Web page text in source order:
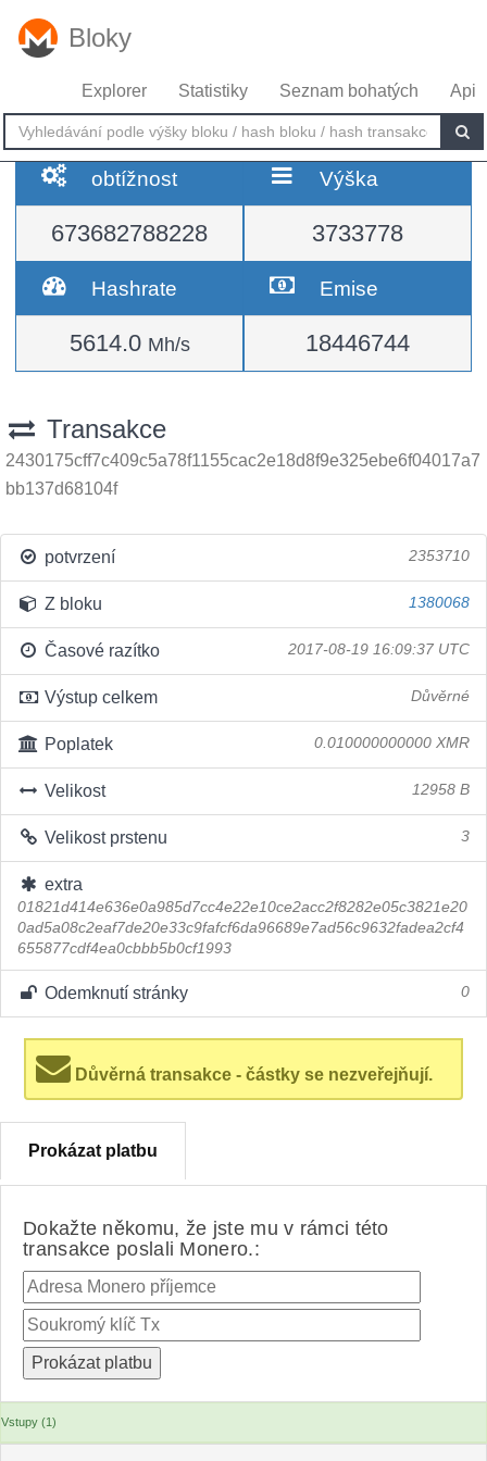
Bloky
Explorer Statistiky Seznam bohatých Api
obtížnost
673682788228
Výška
3733778
Hashrate
5614.0 Mh/s
Emise
18446744
Transakce
2430175cff7c409c5a78f1155cac2e18d8f9e325ebe6f04017a7
bb137d68104f
potvrzení 2353710
Z bloku 1380068
Časové razítko 2017-08-19 16:09:37 UTC
Výstup celkem Důvěrné
Poplatek 0.010000000000 XMR
Velikost 12958 B
Velikost prstenu 3
extra
01821d414e636e0a985d7cc4e22e10ce2acc2f8282e05c3821e20
0ad5a08c2eaf7de20e33c9fafcf6da96689e7ad56c9632fadea2cf4
655877cdf4ea0cbbb5b0cf1993
Odemknutí stránky 0
Důvěrná transakce - částky se nezveřejňují.
Prokázat platbu
Dokažte někomu, že jste mu v rámci této
transakce poslali Monero.:
Vstupy (1)